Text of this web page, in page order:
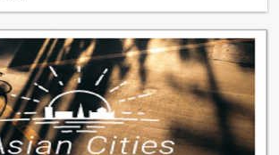
CUỘC THI ẢNH TRÊN INSTAGRAM
ĐIỂM DANH 12 THƯƠNG HIỆU TRÀ SỮA
HOT NHẤT HÀ NỘI